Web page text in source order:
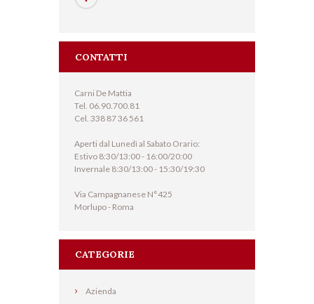
CONTATTI
Carni De Mattia
Tel. 06.90.700.81
Cel. 338 87 36 561
Aperti dal Lunedì al Sabato Orario:
Estivo 8:30/13:00 - 16:00/20:00
Invernale 8:30/13:00 - 15:30/19:30
Via Campagnanese N°425
Morlupo - Roma
CATEGORIE
Azienda